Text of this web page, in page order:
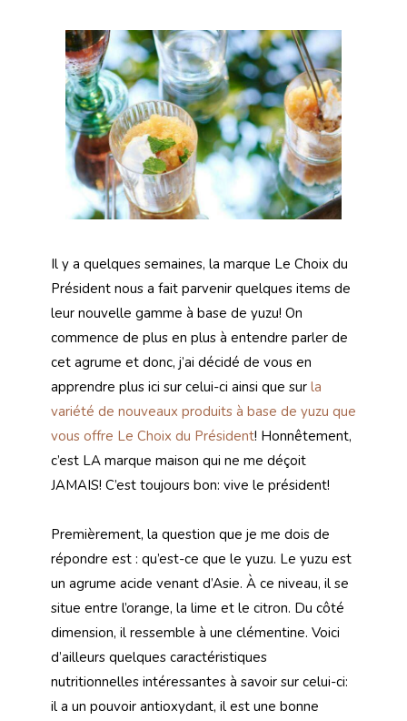
Il y a quelques semaines, la marque Le Choix du
Président nous a fait parvenir quelques items de
leur nouvelle gamme à base de yuzu! On
commence de plus en plus à entendre parler de
cet agrume et donc, j’ai décidé de vous en
apprendre plus ici sur celui-ci ainsi que sur la
variété de nouveaux produits à base de yuzu que
vous offre Le Choix du Président! Honnêtement,
c’est LA marque maison qui ne me déçoit
JAMAIS! C’est toujours bon: vive le président!
Premièrement, la question que je me dois de
répondre est : qu’est-ce que le yuzu. Le yuzu est
un agrume acide venant d’Asie. À ce niveau, il se
situe entre l’orange, la lime et le citron. Du côté
dimension, il ressemble à une clémentine. Voici
d’ailleurs quelques caractéristiques
nutritionnelles intéressantes à savoir sur celui-ci:
il a un pouvoir antioxydant, il est une bonne